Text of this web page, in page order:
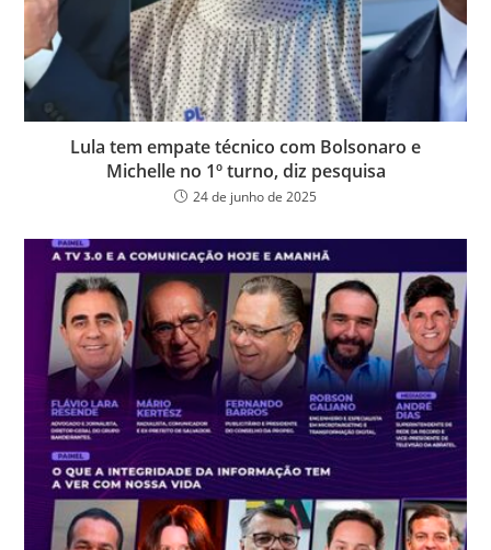
Lula tem empate técnico com Bolsonaro e
Michelle no 1º turno, diz pesquisa
24 de junho de 2025